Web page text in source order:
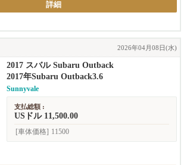
詳細
2026年04月08日(水)
2017 スバル Subaru Outback
2017年Subaru Outback3.6
Sunnyvale
支払総額 :
USドル 11,500.00
[車体価格] 11500